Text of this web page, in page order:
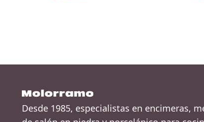
Desde 1985, especialistas en encimeras,